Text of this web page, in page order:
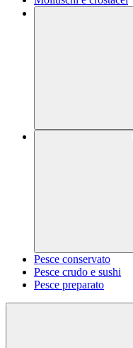
Pesce conservato
Pesce crudo e sushi
Pesce preparato